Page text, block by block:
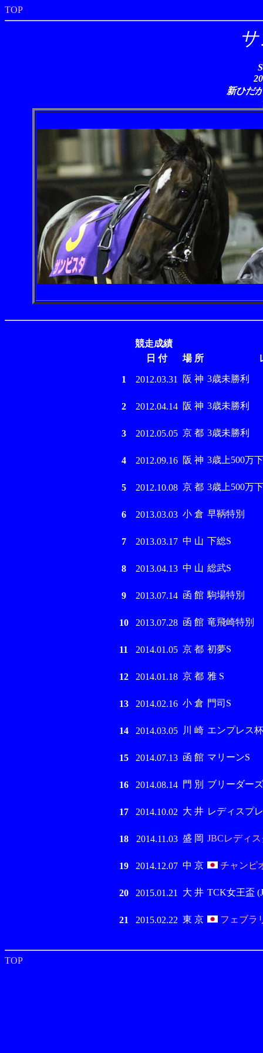
TOP
新ひだ
競走成績
日 付
場 所
1 2012.03.31 阪 神 3歳未勝利
2 2012.04.14 阪 神 3歳未勝利
3 2012.05.05 京 都 3歳未勝利
4 2012.09.16 阪 神 3歳上500万下
5 2012.10.08 京 都 3歳上500万下
6 2013.03.03 小 倉 早鞆特別
7 2013.03.17 中 山 下総S
8 2013.04.13 中 山 総武S
9 2013.07.14 函 館 駒場特別
10 2013.07.28 函 館 竜飛崎特別
11 2014.01.05 京 都 初夢S
12 2014.01.18 京 都 雅 S
13 2014.02.16 小 倉 門司S
14 2014.03.05 川 崎 エンプレス
15 2014.07.13 函 館 マリーンS
16 2014.08.14 門 別 ブリーダー
17 2014.10.02 大 井 レディスプ
18 2014.11.03 盛 岡 JBCレディ
19 2014.12.07 中 京 チャンピ
20 2015.01.21 大 井 TCK女王盃
21 2015.02.22 東 京 フェブラ
TOP